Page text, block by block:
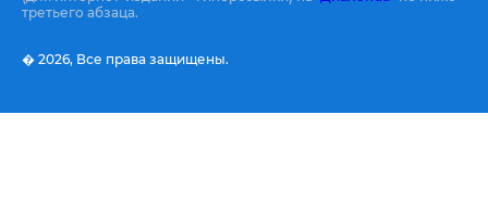
третьего абзаца.
� 2026, Все права защищены.